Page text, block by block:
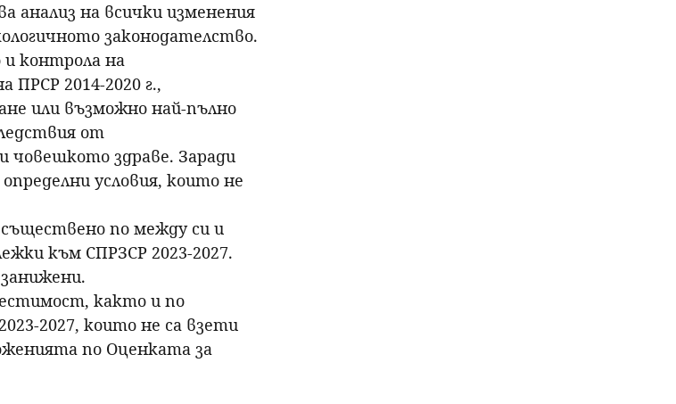
анализ на всички изменения
законодателство.
и контрола на
ПРСР 2014-2020 г.,
или възможно най-пълно
от
човешкото здраве. Заради
условия, които не
по между си и
към СПРЗСР 2023-2027.
както и по
2027, които не са взети
по Оценката за